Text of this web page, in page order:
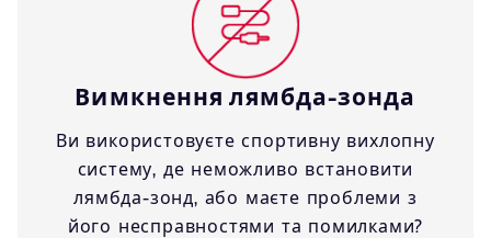
Вимкнення лямбда-зонда
Ви використовуєте спортивну вихлопну
систему, де неможливо встановити
лямбда-зонд, або маєте проблеми з
його несправностями та помилками?